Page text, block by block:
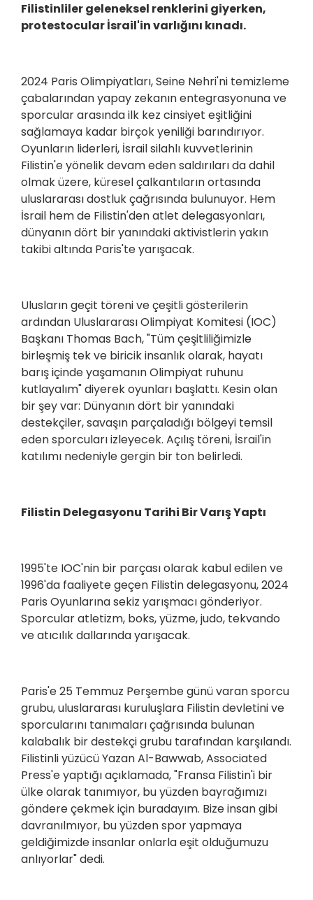
Filistinliler geleneksel renklerini giyerken,
protestocular İsrail'in varlığını kınadı.
2024 Paris Olimpiyatları, Seine Nehri'ni temizleme
çabalarından yapay zekanın entegrasyonuna ve
sporcular arasında ilk kez cinsiyet eşitliğini
sağlamaya kadar birçok yeniliği barındırıyor.
Oyunların liderleri, İsrail silahlı kuvvetlerinin
Filistin'e yönelik devam eden saldırıları da dahil
olmak üzere, küresel çalkantıların ortasında
uluslararası dostluk çağrısında bulunuyor. Hem
İsrail hem de Filistin'den atlet delegasyonları,
dünyanın dört bir yanındaki aktivistlerin yakın
takibi altında Paris'te yarışacak.
Ulusların geçit töreni ve çeşitli gösterilerin
ardından Uluslararası Olimpiyat Komitesi (IOC)
Başkanı Thomas Bach, "Tüm çeşitliliğimizle
birleşmiş tek ve biricik insanlık olarak, hayatı
barış içinde yaşamanın Olimpiyat ruhunu
kutlayalım" diyerek oyunları başlattı. Kesin olan
bir şey var: Dünyanın dört bir yanındaki
destekçiler, savaşın parçaladığı bölgeyi temsil
eden sporcuları izleyecek. Açılış töreni, İsrail'in
katılımı nedeniyle gergin bir ton belirledi.
Filistin Delegasyonu Tarihi Bir Varış Yaptı
1995'te IOC'nin bir parçası olarak kabul edilen ve
1996'da faaliyete geçen Filistin delegasyonu, 2024
Paris Oyunlarına sekiz yarışmacı gönderiyor.
Sporcular atletizm, boks, yüzme, judo, tekvando
ve atıcılık dallarında yarışacak.
Paris'e 25 Temmuz Perşembe günü varan sporcu
grubu, uluslararası kuruluşlara Filistin devletini ve
sporcularını tanımaları çağrısında bulunan
kalabalık bir destekçi grubu tarafından karşılandı.
Filistinli yüzücü Yazan Al-Bawwab, Associated
Press'e yaptığı açıklamada, "Fransa Filistin'i bir
ülke olarak tanımıyor, bu yüzden bayrağımızı
göndere çekmek için buradayım. Bize insan gibi
davranılmıyor, bu yüzden spor yapmaya
geldiğimizde insanlar onlarla eşit olduğumuzu
anlıyorlar" dedi.